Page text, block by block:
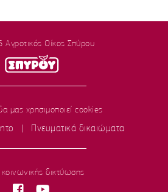
Οίκος Σπύρου
μας χρησιμοποιεί cookies
| Πνευματικά δικαιώματα
δικτύωσης